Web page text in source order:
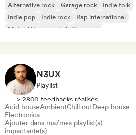
Alternative rock Garage rock
Indie folk
Indie pop
Indie rock
Rap international
Metal / Heavy metal
Pop rock
N3UX
Playlist
> 2800 feedbacks réalisés
Acid houseAmbientChill outDeep house
Electronica
Ajouter dans ma/mes playlist(s)
impactante(s)